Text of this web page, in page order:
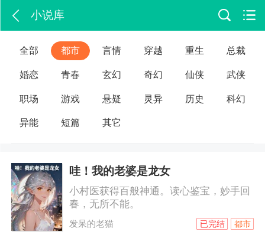
小说库
全部 都市 言情 穿越 重生 总裁
婚恋 青春 玄幻 奇幻 仙侠 武侠
职场 游戏 悬疑 灵异 历史 科幻
异能 短篇 其它
哇！我的老婆是龙女
小村医获得百般神通。读心鉴宝，妙手回
春，无所不能。
发呆的老猫 都市
已完结